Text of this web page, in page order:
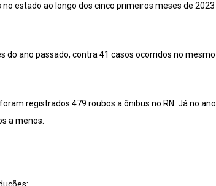
estado ao longo dos cinco primeiros meses de 2023
ano passado, contra 41 casos ocorridos no mesmo
registrados 479 roubos a ônibus no RN. Já no ano
a menos.